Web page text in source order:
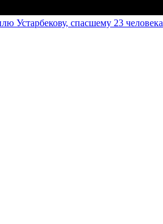
Устарбекову, спасшему 23 человека